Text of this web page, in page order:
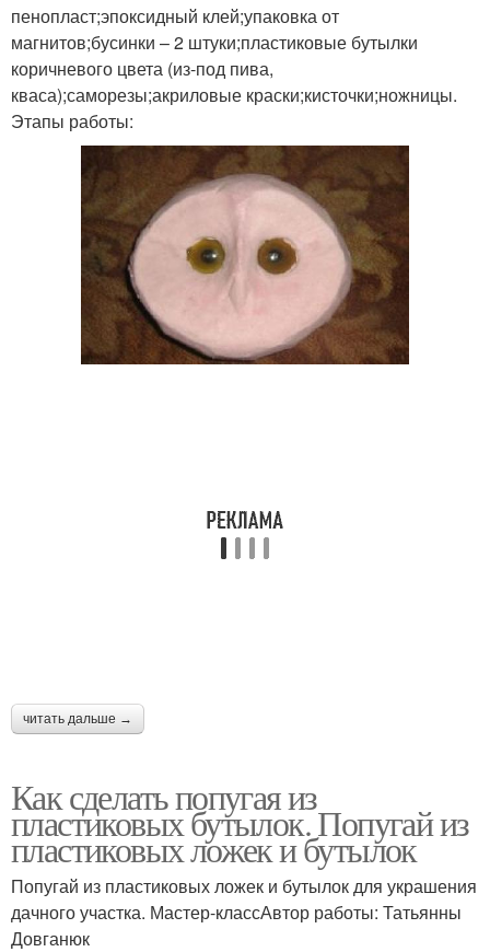
пенопласт;эпоксидный клей;упаковка от
магнитов;бусинки – 2 штуки;пластиковые бутылки
коричневого цвета (из-под пива,
кваса);саморезы;акриловые краски;кисточки;ножницы.
Этапы работы:
читать дальше →
Как сделать попугая из
пластиковых бутылок. Попугай из
пластиковых ложек и бутылок
Попугай из пластиковых ложек и бутылок для украшения
дачного участка. Мастер-классАвтор работы: Татьянны
Довганюк